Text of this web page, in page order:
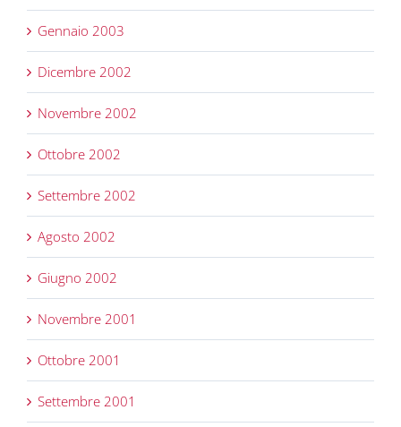
Gennaio 2003
Dicembre 2002
Novembre 2002
Ottobre 2002
Settembre 2002
Agosto 2002
Giugno 2002
Novembre 2001
Ottobre 2001
Settembre 2001